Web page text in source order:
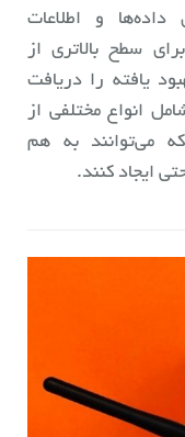
و اطلاعات
سطح بالاتری از
یافته را دریافت
انواع مختلفی از
می‌توانند به هم
ایجاد کنند.